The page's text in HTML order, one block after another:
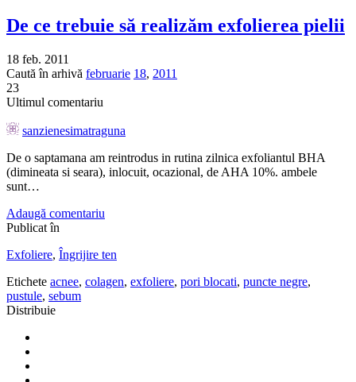
De ce trebuie să realizăm exfolierea pielii
18 feb. 2011
Caută în arhivă februarie 18, 2011
23
Ultimul comentariu
sanzienesimatraguna
De o saptamana am reintrodus in rutina zilnica exfoliantul BHA
(dimineata si seara), inlocuit, ocazional, de AHA 10%. ambele
sunt…
Adaugă comentariu
Publicat în
Exfoliere, Îngrijire ten
Etichete acnee, colagen, exfoliere, pori blocati, puncte negre,
pustule, sebum
Distribuie